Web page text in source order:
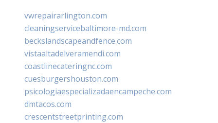
vwrepairarlington.com
cleaningservicebaltimore-md.com
beckslandscapeandfence.com
vistaaltadelveramendi.com
coastlinecateringnc.com
cuesburgershouston.com
psicologiaespecializadaencampeche.com
dmtacos.com
crescentstreetprinting.com